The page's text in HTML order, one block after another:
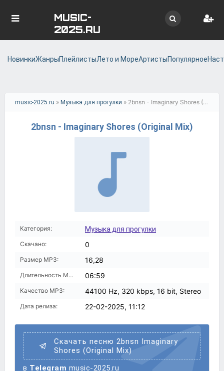
MUSIC-
2025.RU
НовинкиЖанрыПлейлистыЛето и МореАртистыПопулярное
music-2025.ru » Музыка для прогулки » 2bnsn - Imaginary Shores (Original Mix)
2bnsn - Imaginary Shores (Original Mix)
Категория: Музыка для прогулки
Скачано: 0
Размер MP3: 16,28
Длительность MP3: 06:59
Качество MP3: 44100 Hz, 320 kbps, 16 bit, Stereo
Дата релиза: 22-02-2025, 11:12
Скачать песню 2bnsn Imaginary
Shores (Original Mix)
в Telegram music-2025.ru